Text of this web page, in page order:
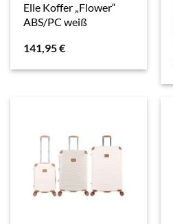
Elle Koffer „Flower“
ABS/PC weiß
141,95€